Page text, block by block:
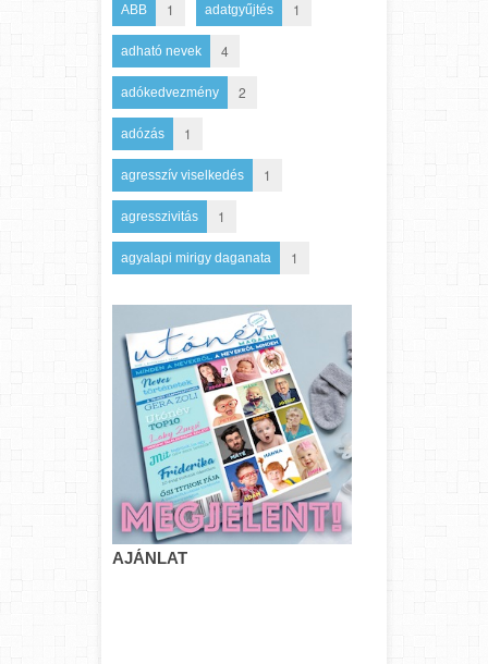
ABB 1 adatgyűjtés 1
adható nevek 4
adókedvezmény 2
adózás 1
agresszív viselkedés 1
agresszivitás 1
agyalapi mirigy daganata 1
AJÁNLAT